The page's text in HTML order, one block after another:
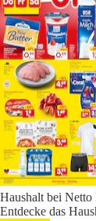
Haushalt bei
Entdecke das